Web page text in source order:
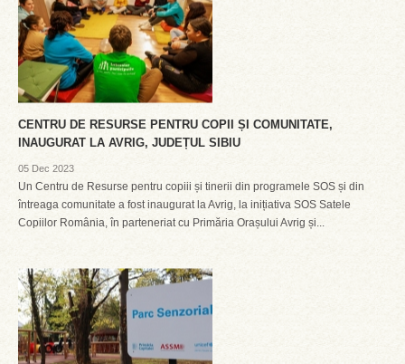
CENTRU DE RESURSE PENTRU COPII ȘI COMUNITATE,
INAUGURAT LA AVRIG, JUDEȚUL SIBIU
05 Dec 2023
Un Centru de Resurse pentru copiii și tinerii din programele SOS și din
întreaga comunitate a fost inaugurat la Avrig, la inițiativa SOS Satele
Copiilor România, în parteneriat cu Primăria Orașului Avrig și...